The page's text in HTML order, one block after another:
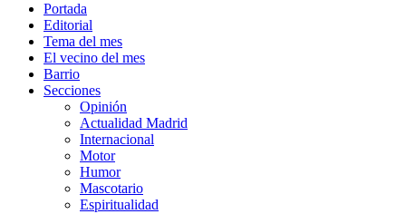
Portada
Editorial
Tema del mes
El vecino del mes
Barrio
Secciones
Opinión
Actualidad Madrid
Internacional
Motor
Humor
Mascotario
Espiritualidad